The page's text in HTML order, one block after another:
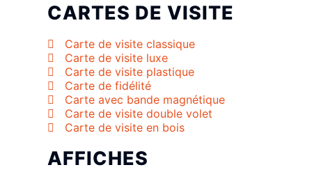
CARTES DE VISITE
Carte de visite classique
Carte de visite luxe
Carte de visite plastique
Carte de fidélité
Carte avec bande magnétique
Carte de visite double volet
Carte de visite en bois
AFFICHES